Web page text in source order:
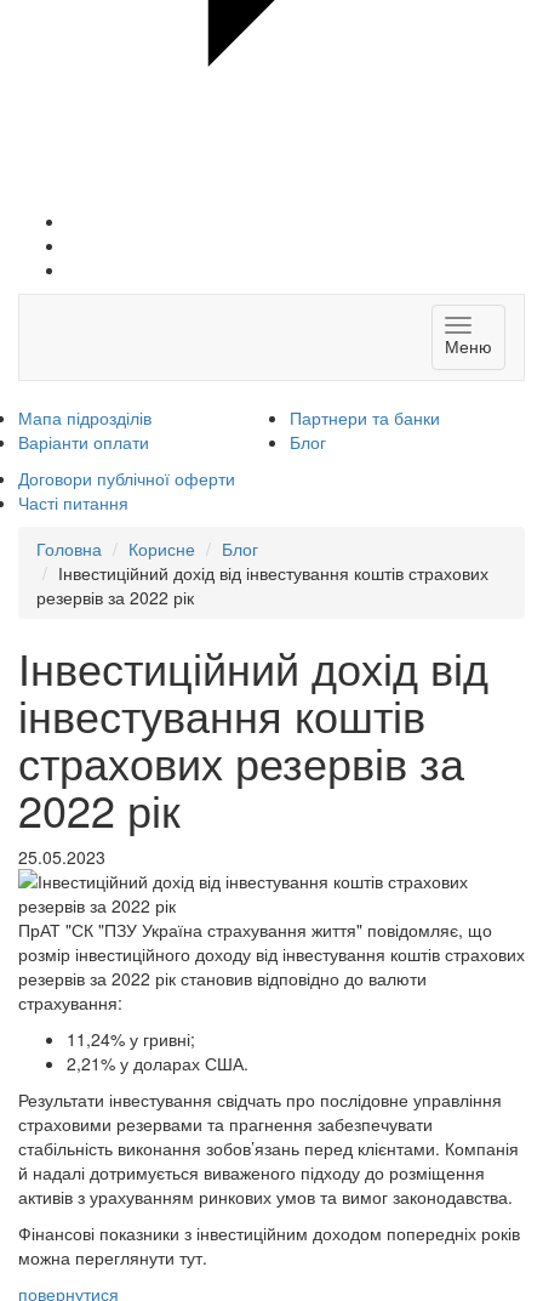
Toggle
Меню
Мапа підрозділів
Варіанти оплати
Партнери та банки
Блог
Договори публічної оферти
Часті питання
Головна
Корисне
Блог
Інвестиційний дохід від інвестування коштів страхових
резервів за 2022 рік
Інвестиційний дохід від
інвестування коштів
страхових резервів за
2022 рік
25.05.2023
ПрАТ "СК "ПЗУ Україна страхування життя" повідомляє, що
розмір інвестиційного доходу від інвестування коштів страхових
резервів за 2022 рік становив відповідно до валюти
страхування:
11,24% у гривні;
2,21% у доларах США.
Результати інвестування свідчать про послідовне управління
страховими резервами та прагнення забезпечувати
стабільність виконання зобов’язань перед клієнтами. Компанія
й надалі дотримується виваженого підходу до розміщення
активів з урахуванням ринкових умов та вимог законодавства.
Фінансові показники з інвестиційним доходом попередніх років
можна переглянути тут.
повернутися